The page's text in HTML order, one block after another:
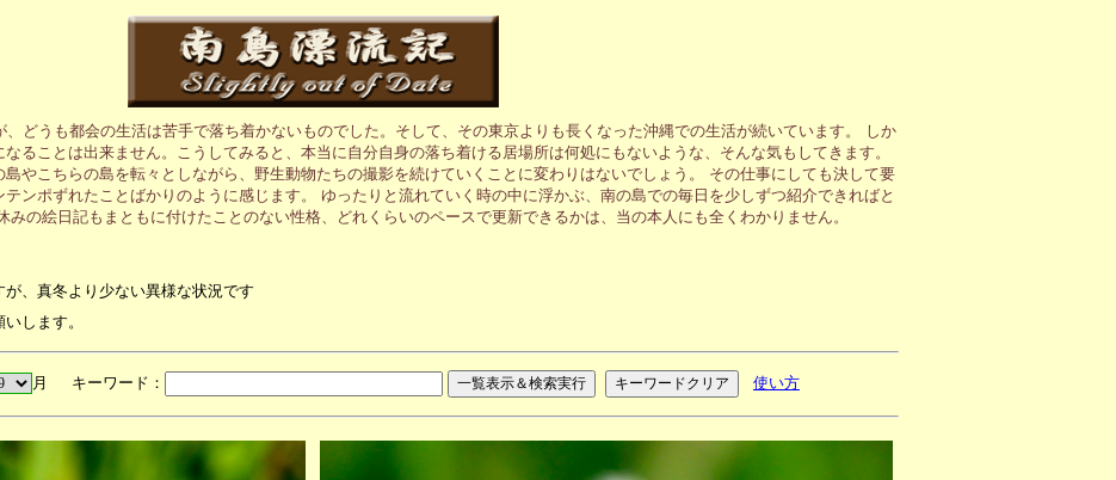
どうも都会の生活は苦手で落ち着かないものでした。そして、その東京よりも長くなった沖縄での生活が続いています。 しか
ることは出来ません。こうしてみると、本当に自分自身の落ち着ける居場所は何処にもないような、そんな気もしてきます。
やこちらの島を転々としながら、野生動物たちの撮影を続けていくことに変わりはないでしょう。 その仕事にしても決して要
ンポずれたことばかりのように感じます。 ゆったりと流れていく時の中に浮かぶ、南の島での毎日を少しずつ紹介できればと
の絵日記もまともに付けたことのない性格、どれくらいのペースで更新できるかは、当の本人にも全くわかりません。
、真冬より少ない異様な状況です
します。
月 キーワード： 使い方